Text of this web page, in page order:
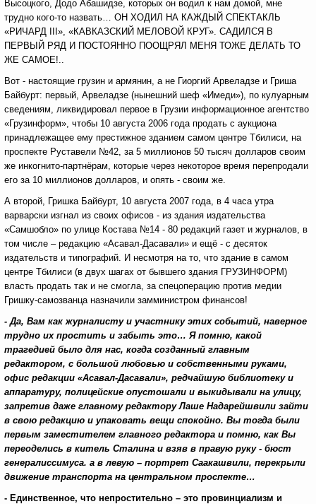
Высоцкого, Додо Абашидзе, которых он водил к нам домой, мне
трудно кого-то назвать… ОН ХОДИЛ НА КАЖДЫЙ СПЕКТАКЛЬ
«РИЧАРД III», «КАВКАЗСКИЙ МЕЛОВОЙ КРУГ». САДИЛСЯ В
ПЕРВЫЙ РЯД И ПОСТОЯННО ПООЩРЯЛ МЕНЯ ТОЖЕ ДЕЛАТЬ ТО
ЖЕ САМОЕ!..
Вот - настоящие грузин и армянин, а не Гиоргий Арвеладзе и Гриша
Байбурт: первый, Арвеладзе (нынешний шеф «Имеди»), по кулуарным
сведениям, ликвидировал первое в Грузии информационное агентство
«Грузинформ», чтобы 10 августа 2006 года продать с аукциона
принадлежащее ему престижное зданием самом центре Тбилиси, на
проспекте Руставели №42, за 5 миллионов 50 тысяч долларов своим
же инкогнито-партнёрам, которые через некоторое время перепродали
его за 10 миллионов долларов, и опять - своим же.
А второй, Гришка Байбурт, 10 августа 2007 года, в 4 часа утра
варварски изгнал из своих офисов - из здания издательства
«Самшобло» по улице Костава №14 - 80 редакций газет и журналов, в
том числе – редакцию «Асавал-Дасавали» и ещё - с десяток
издательств и типографий. И несмотря на то, что здание в самом
центре Тбилиси (в двух шагах от бывшего здания ГРУЗИНФОРМ)
власть продать так и не смогла, за спецоперацию против медии
Гришку-самозванца назначили замминистром финансов!
- Да, Вам как журналисту и участнику этих событий, наверное
трудно их простить и забыть это… Я помню, какой
трагедией было для нас, когда созданный главным
редактором, с большой любовью и собственными руками,
офис редакции «Асавал-Дасавали», редчайшую библиотеку и
аппаратуру, полицейские опустошали и выкидывали на улицу,
запретив даже главному редактору Лаше Надарейшвили зайти
в свою редакцию и упаковать вещи спокойно. Вы тогда были
первым заместителем главного редактора и помню, как Вы
переоделись в китель Сталина и взяв в правую руку - бюст
генералиссимуса. а в левую – портрет Саакашвили, перекрыли
движение транспорта на центральном проспекте…
- Единственное, что непростительно – это провинциализм и